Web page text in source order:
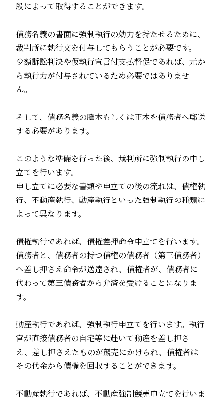
段によって取得することができます。
債務名義の書面に強制執行の効力を持たせるために、
裁判所に執行文を付与してもらうことが必要です。
少額訴訟判決や仮執行宣言付支払督促であれば、元か
ら執行力が付与されているため必要ではありませ
ん。
そして、債務名義の謄本もしくは正本を債務者へ郵送
する必要があります。
このような準備を行った後、裁判所に強制執行の申し
立てを行います。
申し立てに必要な書類や申立ての後の流れは、債権執
行、不動産執行、動産執行といった強制執行の種類に
よって異なります。
債権執行であれば、債権差押命令申立てを行います。
債務者と、債務者の持つ債権の債務者（第三債務者）
へ差し押さえ命令が送達され、債権者が、債務者に
代わって第三債務者から弁済を受けることになりま
す。
動産執行であれば、強制執行申立てを行います。執行
官が直接債務者の自宅等に赴いて動産を差し押さ
え、差し押さえたものが競売にかけられ、債権者は
その代金から債権を回収することができます。
不動産執行であれば、不動産強制競売申立てを行いま